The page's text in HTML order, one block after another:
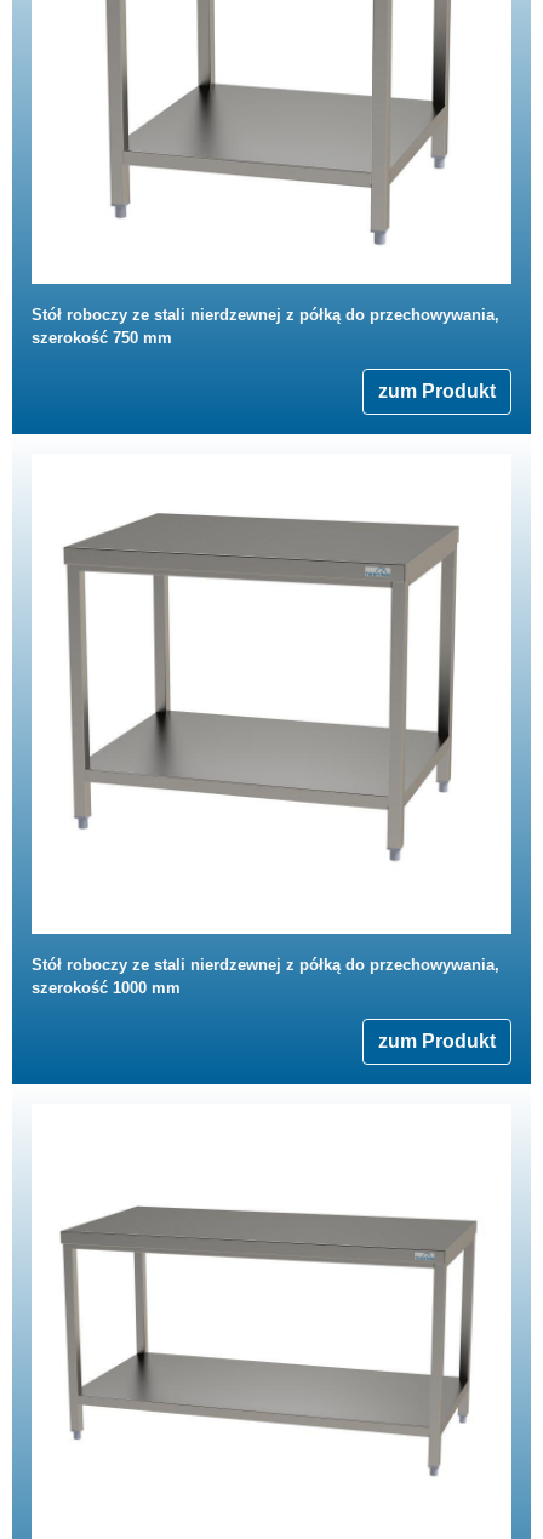
Stół roboczy ze stali nierdzewnej z półką do przechowywania,
szerokość 750 mm
zum Produkt
Stół roboczy ze stali nierdzewnej z półką do przechowywania,
szerokość 1000 mm
zum Produkt